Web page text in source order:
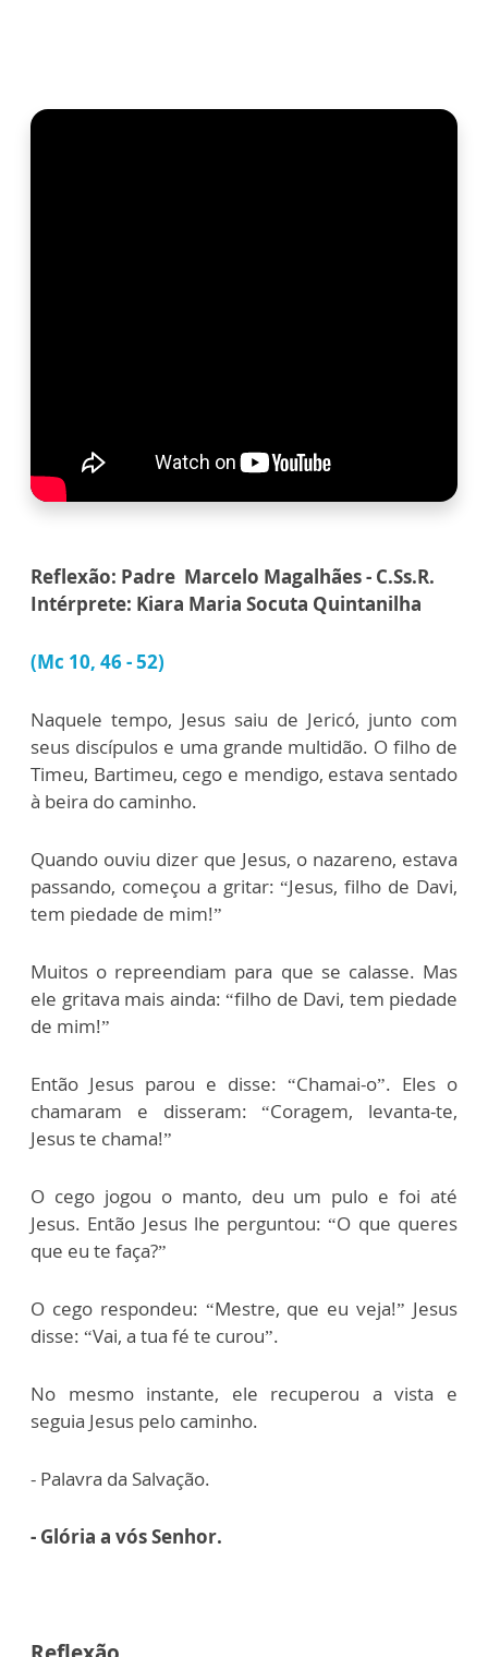
Reflexão: Padre Marcelo Magalhães - C.Ss.R.
Intérprete: Kiara Maria Socuta Quintanilha
(Mc 10, 46 - 52)
Naquele tempo, Jesus saiu de Jericó, junto com
seus discípulos e uma grande multidão. O filho de
Timeu, Bartimeu, cego e mendigo, estava sentado
à beira do caminho.
Quando ouviu dizer que Jesus, o nazareno, estava
passando, começou a gritar: “Jesus, filho de Davi,
tem piedade de mim!”
Muitos o repreendiam para que se calasse. Mas
ele gritava mais ainda: “filho de Davi, tem piedade
de mim!”
Então Jesus parou e disse: “Chamai-o”. Eles o
chamaram e disseram: “Coragem, levanta-te,
Jesus te chama!”
O cego jogou o manto, deu um pulo e foi até
Jesus. Então Jesus lhe perguntou: “O que queres
que eu te faça?”
O cego respondeu: “Mestre, que eu veja!” Jesus
disse: “Vai, a tua fé te curou”.
No mesmo instante, ele recuperou a vista e
seguia Jesus pelo caminho.
- Palavra da Salvação.
- Glória a vós Senhor.